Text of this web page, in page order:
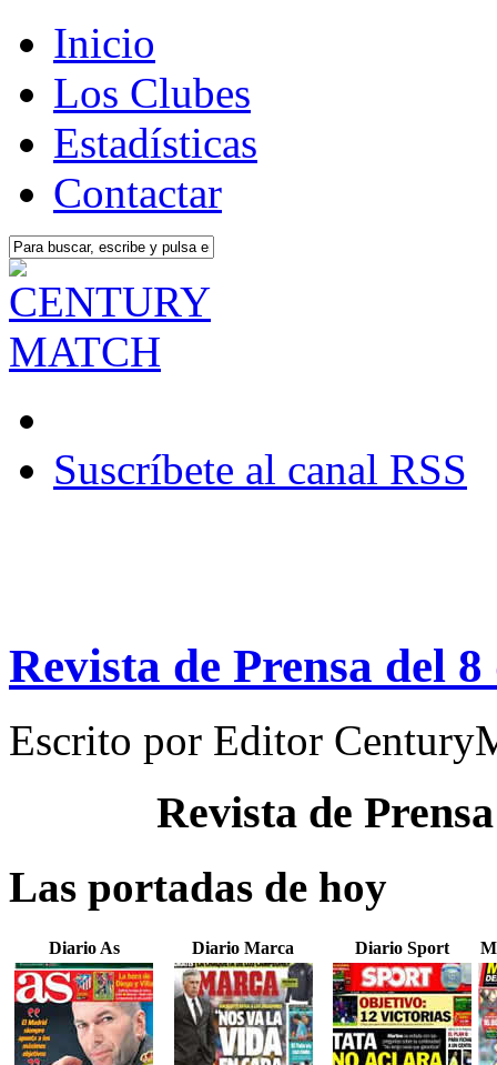
Inicio
Los Clubes
Estadísticas
Contactar
Suscríbete al canal RSS
Revista de Prensa del
Escrito por Editor
Revista de
Las portadas de hoy
Diario As Diario Marca Diario Sport